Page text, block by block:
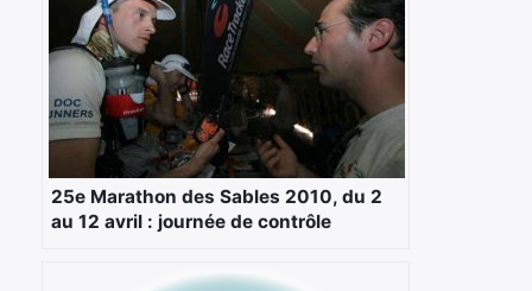
25e Marathon des Sables 2010, du 2
au 12 avril : journée de contrôle